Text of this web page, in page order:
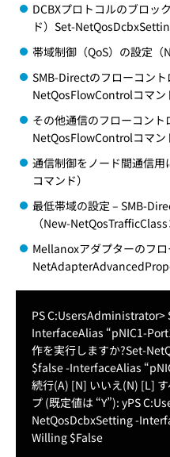
DCBXプロトコルのブロッ
ド） Set-
帯域制御（QoS）の設定（
SMB-Directのフローコン
NetQosFlowControlコマン
その他通信のフローコン
NetQosFlowControlコマン
通信制御をノード間通信
コマンド）
最低帯域の設定 – SMB-
（New-NetQosTrafficClass
Mellanoxアダプターのフ
PS
InterfaceAlias “pNIC1-
作を実行しますか?Set-
$false -InterfaceAlias
続行(A) [N] いいえ(N) [L]
プ (既定値は “Y”): yPS
NetQosDcbxSetting -
Willing $False